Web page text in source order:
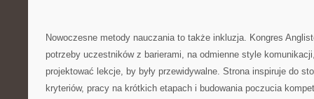
Nowoczesne metody nauczania to także inkluzja. Kongres
potrzeby uczestników z barierami, na odmienne style
projektować lekcje, by były przewidywalne. Strona inspiruje do
kryteriów, pracy na krótkich etapach i budowania poczucia